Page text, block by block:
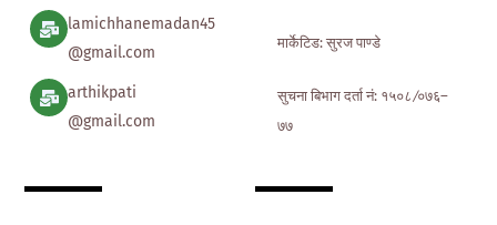
lamichhanemadan45
@gmail.com
arthikpati
@gmail.com
मार्केटिड: सुरज पाण्डे
सुचना बिभाग दर्ता नं: १५०८ ∕०७६–
७७